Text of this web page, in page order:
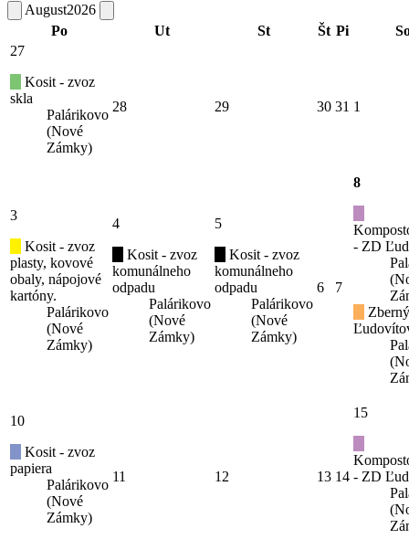
August2026
Po
Ut St Št Pi
27
Kosit - zvoz
skla
Palárikovo
(Nové
Zámky)
28 29 30 31 1
3
Kosit - zvoz
plasty, kovové
obaly, nápojové
kartóny.
Palárikovo
(Nové
Zámky)
4
Kosit - zvoz
komunálneho
odpadu
Palárikovo
(Nové
Zámky)
5
Kosit - zvoz
komunálneho
odpadu
Palárikovo
(Nové
Zámky)
6 7
8
- ZD
10
Kosit - zvoz
papiera
Palárikovo
(Nové
Zámky)
11 12 13 14
15
- ZD